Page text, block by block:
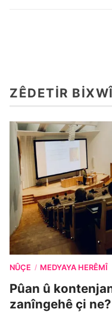
ZÊDETIR
NÛÇE / MEDYAYA HERÊMÎ
Pûan û
zanîngehê çi ne?